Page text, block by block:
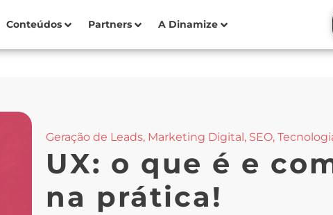
Conteúdos Partners A Dinamize
Geração de Leads, Marketing Digital, SEO,
UX: o que é e
na prática!